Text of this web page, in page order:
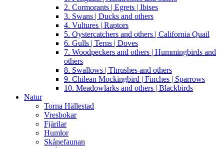
2. Cormorants | Egrets | Ibises
3. Swans | Ducks and others
4. Vultures | Raptors
5. Oystercatchers and others | California Quail
6. Gulls | Terns | Doves
7. Woodpeckers and others | Hummingbirds and
others
8. Swallows | Thrushes and others
9. Chilean Mockingbird | Finches | Sparrows
10. Meadowlarks and others | Blackbirds
Natur
Torna Hällestad
Vresbokar
Fjärilar
Humlor
Skånefaunan